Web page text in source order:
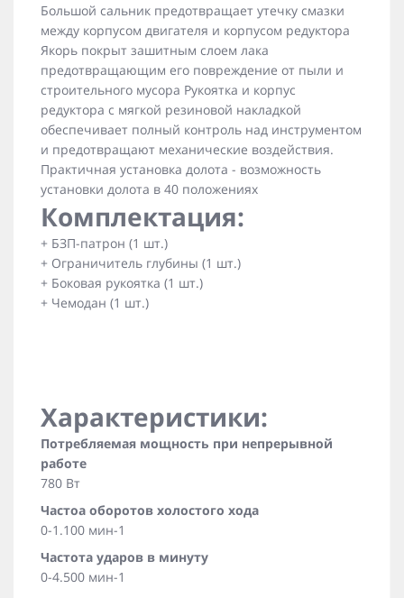
Большой сальник предотвращает утечку смазки
между корпусом двигателя и корпусом редуктора
Якорь покрыт зашитным слоем лака
предотвращающим его повреждение от пыли и
строительного мусора Рукоятка и корпус
редуктора с мягкой резиновой накладкой
обеспечивает полный контроль над инструментом
и предотвращают механические воздействия.
Практичная установка долота - возможность
установки долота в 40 положениях
Комплектация:
+ БЗП-патрон (1 шт.)
+ Ограничитель глубины (1 шт.)
+ Боковая рукоятка (1 шт.)
+ Чемодан (1 шт.)
Характеристики:
Потребляемая мощность при непрерывной
работе
780 Вт
Частоа оборотов холостого хода
0-1.100 мин-1
Частота ударов в минуту
0-4.500 мин-1